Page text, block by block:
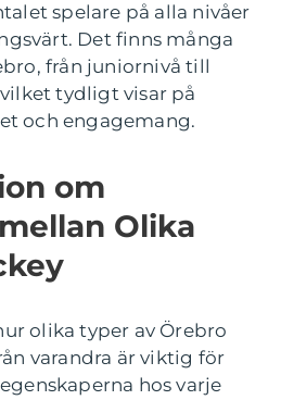
spelare på alla nivåer
Det finns många
från juniornivå till
tydligt visar på
och engagemang.
om
Olika
olika typer av Örebro
varandra är viktig för
hos varje